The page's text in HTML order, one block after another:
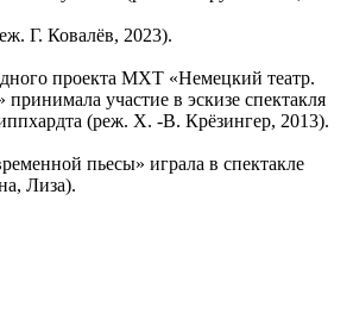
Г. Ковалёв, 2023).
проекта МХТ «Немецкий театр.
участие в эскизе спектакля
(реж. Х. -В. Крёзингер, 2013).
пьесы» играла в спектакле
Лиза).